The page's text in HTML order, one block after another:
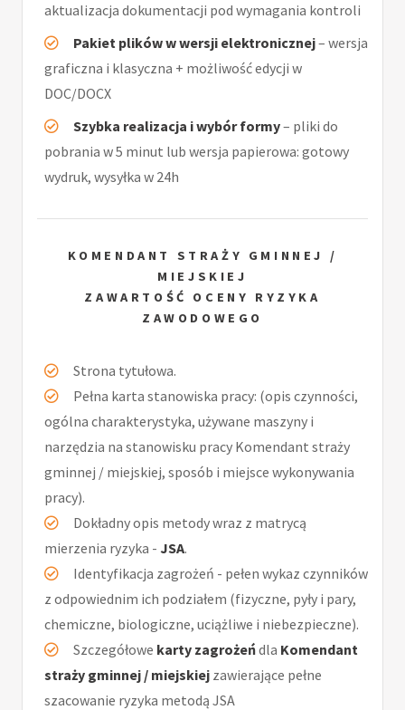
aktualizacja dokumentacji pod wymagania kontroli
Pakiet plików w wersji elektronicznej– wersja
graficzna i klasyczna + możliwość edycji w
DOC/DOCX
Szybka realizacja i wybór formy– pliki do
pobrania w 5 minut lub wersja papierowa: gotowy
wydruk, wysyłka w 24h
KOMENDANT STRAŻY GMINNEJ /
MIEJSKIEJ
ZAWARTOŚĆ OCENY RYZYKA
ZAWODOWEGO
Strona tytułowa.
Pełna karta stanowiska pracy: (opis czynności,
ogólna charakterystyka, używane maszyny i
narzędzia na stanowisku pracy Komendant straży
gminnej / miejskiej, sposób i miejsce wykonywania
pracy).
Dokładny opis metody wraz z matrycą
mierzenia ryzyka - JSA.
Identyfikacja zagrożeń - pełen wykaz czynników
z odpowiednim ich podziałem (fizyczne, pyły i pary,
chemiczne, biologiczne, uciążliwe i niebezpieczne).
Szczegółowe karty zagrożeńdla Komendant
straży gminnej / miejskiej zawierające pełne
szacowanie ryzyka metodą JSA